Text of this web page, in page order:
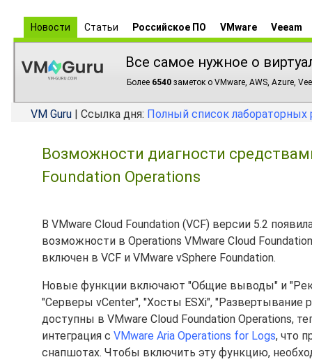
Новости Статьи Российское ПО VMware Veeam
Все самое нужное о
Более 6540 заметок о VMware, AWS, Azure,
VM Guru | Ссылка дня: Полный список лабораторных
Возможности диагности
Foundation Operations
В VMware Cloud Foundation (VCF) версии 5.2
возможности в Operations VMware Cloud
включен в VCF и VMware vSphere Foundation.
Новые функции включают "Общие выводы" и
"Серверы vCenter", "Хосты ESXi", "Развертывание
доступны в VMware Cloud Foundation Operations,
интеграция с VMware Aria Operations for Logs, что
снапшотах. Чтобы включить эту функцию,